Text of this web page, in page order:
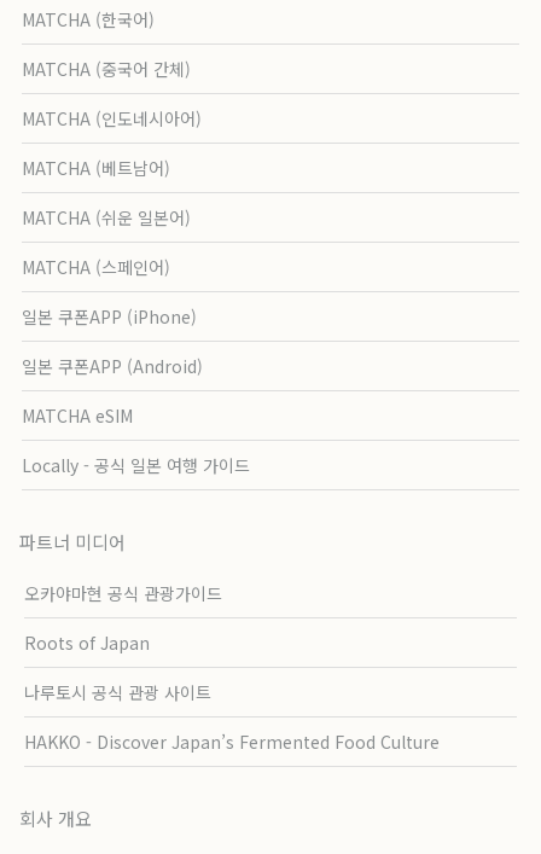
MATCHA (한국어)
MATCHA (중국어 간체)
MATCHA (인도네시아어)
MATCHA (베트남어)
MATCHA (쉬운 일본어)
MATCHA (스페인어)
일본 쿠폰APP (iPhone)
일본 쿠폰APP (Android)
MATCHA eSIM
Locally - 공식 일본 여행 가이드
파트너 미디어
오카야마현 공식 관광가이드
Roots of Japan
나루토시 공식 관광 사이트
HAKKO - Discover Japan’s Fermented Food Culture
회사 개요